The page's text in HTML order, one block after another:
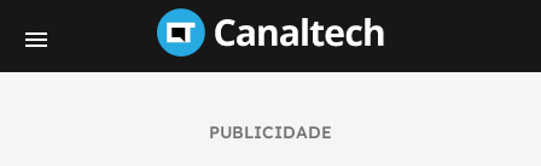
PUBLICIDADE